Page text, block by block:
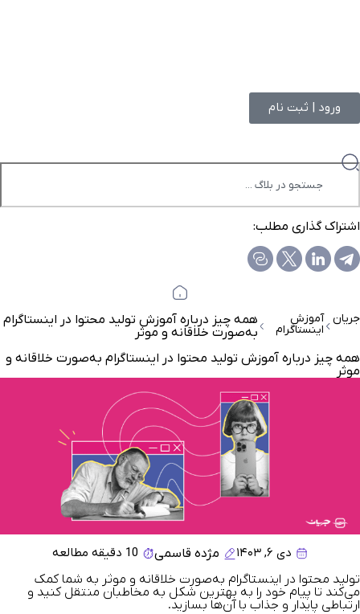
ورود | ثبت نام
اشتراک گذاری مطلب:
جریان آموزش
اینستاگرام
همه چیز درباره آموزش تولید محتوا در اینستاگرام
به‌صورت خلاقانه و موثر
همه چیز درباره آموزش تولید محتوا در اینستاگرام به‌صورت خلاقانه و
موثر
دی ۶, ۱۴۰۳ مژده قاسمی
10 دقیقه مطالعه
تولید محتوا در اینستاگرام به‌صورت خلاقانه و موثر به شما کمک
می‌کند تا پیام خود را به بهترین شکل به مخاطبان منتقل کنید و
ارتباطی پایدار و جذاب با آن‌ها بسازید.